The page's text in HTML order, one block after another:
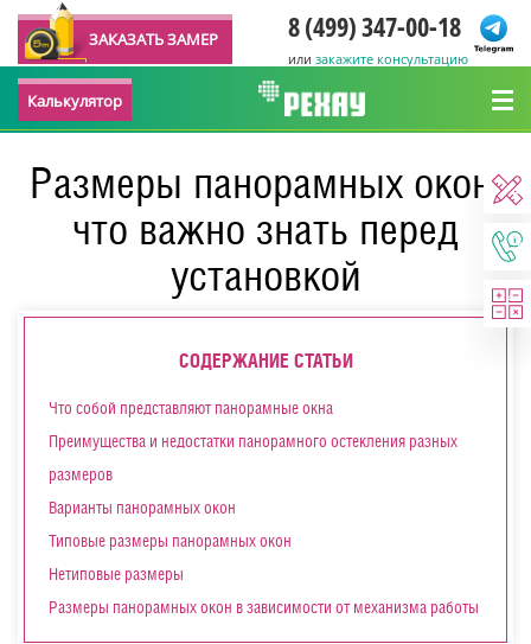
ЗАКАЗАТЬ ЗАМЕР 8 (499) 347-00-18
или закажите консультацию
Калькулятор
Размеры панорамных окон:
что важно знать перед
установкой
СОДЕРЖАНИЕ СТАТЬИ
Что собой представляют панорамные окна
Преимущества и недостатки панорамного остекления разных
размеров
Варианты панорамных окон
Типовые размеры панорамных окон
Нетиповые размеры
Размеры панорамных окон в зависимости от механизма работы